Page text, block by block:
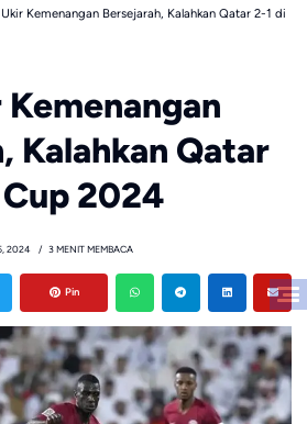
Kemenangan Bersejarah, Kalahkan Qatar 2-1 di
Kalahkan Qatar
2024
2024 3 MENIT MEMBACA
Pin